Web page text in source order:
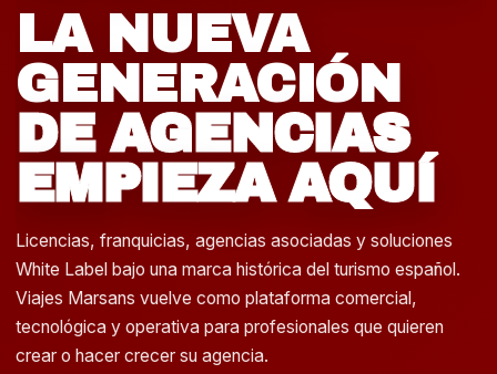
LA NUEVA
GENERACIÓN
DE AGENCIAS
EMPIEZA AQUÍ
Licencias, franquicias, agencias asociadas y soluciones
White Label bajo una marca histórica del turismo español.
Viajes Marsans vuelve como plataforma comercial,
tecnológica y operativa para profesionales que quieren
crear o hacer crecer su agencia.